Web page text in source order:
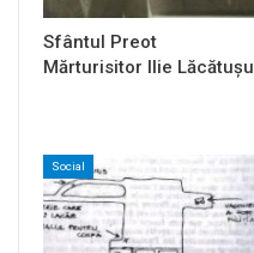
Sfântul Preot
Mărturisitor Ilie Lăcătușu
Social